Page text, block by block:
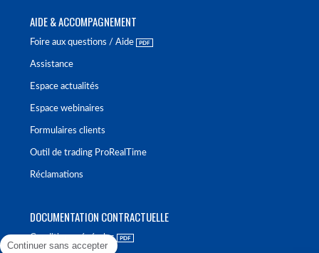
AIDE & ACCOMPAGNEMENT
Foire aux questions / Aide
Assistance
Espace actualités
Espace webinaires
Formulaires clients
Outil de trading ProRealTime
Réclamations
DOCUMENTATION CONTRACTUELLE
Conditions générales
Continuer sans accepter